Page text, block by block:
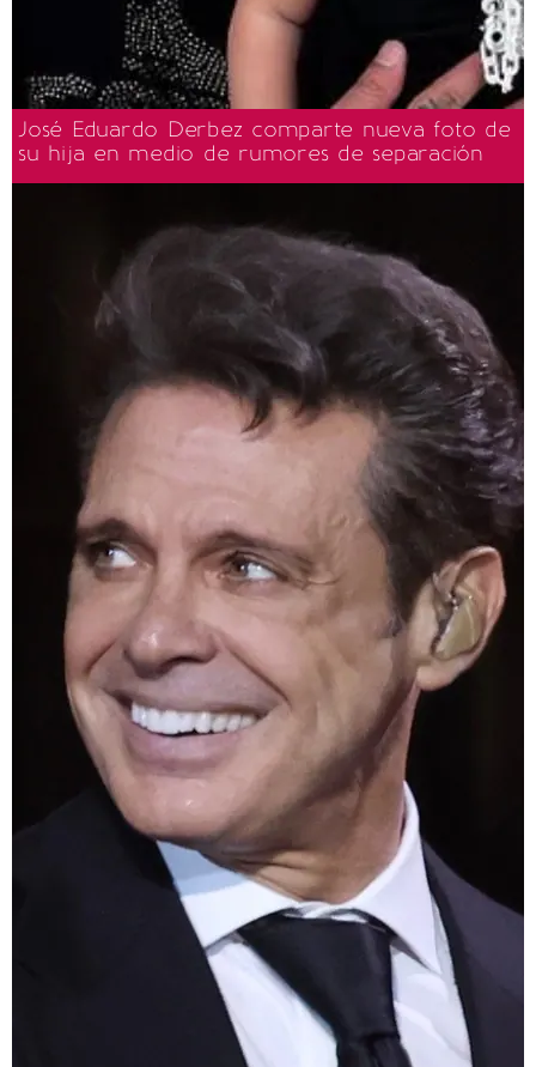
José Eduardo Derbez comparte nueva foto de
su hija en medio de rumores de separación